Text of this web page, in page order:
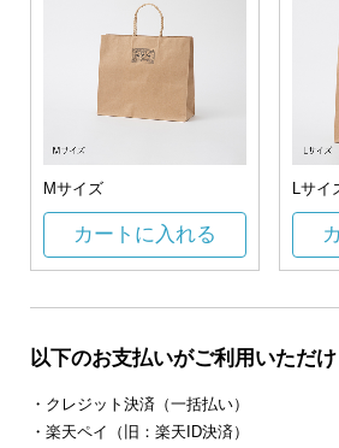
Mサイズ
カートに入れる
Lサイ
以下のお支払いがご利用いただ
・クレジット決済（一括払い）
・楽天ペイ（旧：楽天ID決済）